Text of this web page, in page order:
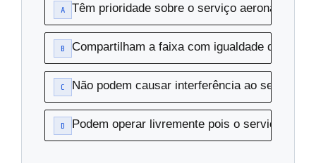
A Têm prioridade sobre o serviço aeronáutico
B Compartilham a faixa com igualdade de
C Não podem causar interferência ao serviço
D Podem operar livremente pois o serviço